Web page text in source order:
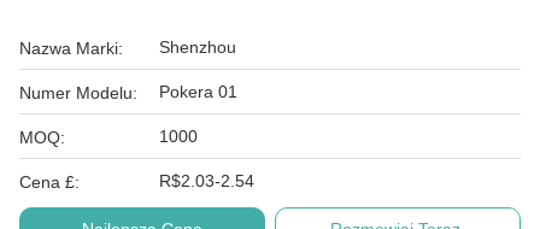
Nazwa Marki: Shenzhou
Numer Modelu: Pokera 01
MOQ: 1000
Cena £: R$2.03-2.54